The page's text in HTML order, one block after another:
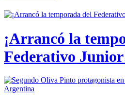
¡Arrancó la
Federativo